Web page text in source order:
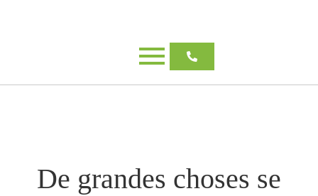
De grandes choses se